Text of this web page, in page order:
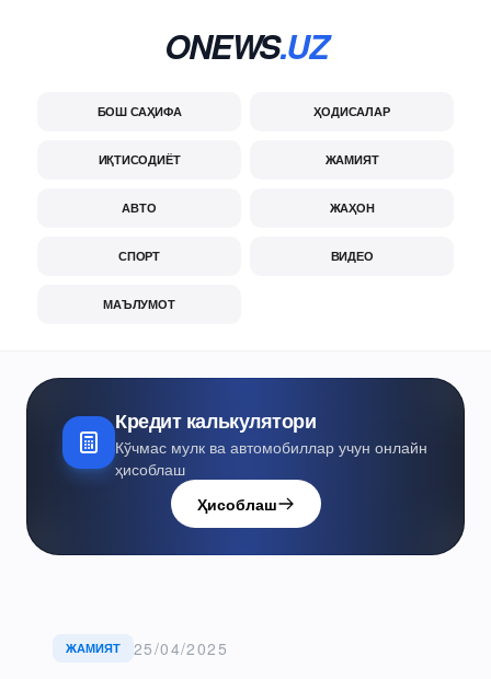
ONEWS.UZ
БОШ САҲИФА ҲОДИСАЛАР
ИҚТИСОДИЁТ ЖАМИЯТ
АВТО ЖАҲОН
СПОРТ ВИДЕО
МАЪЛУМОТ
Кредит калькулятори
Кўчмас мулк ва автомобиллар учун онлайн
ҳисоблаш
Ҳисоблаш
ЖАМИЯТ 25/04/2025